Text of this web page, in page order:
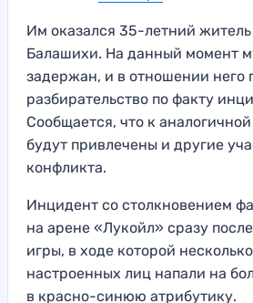
Им оказался 35-летний
Балашихи. На данный момент
задержан, и в отношении него
разбирательство по факту
Сообщается, что к
будут привлечены и другие
конфликта.
Инцидент со столкновением
на арене «Лукойл» сразу
игры, в ходе которой
настроенных лиц напали на
в красно-синюю атрибутику.